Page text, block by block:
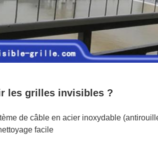
les grilles invisibles ?
de câble en acier inoxydable
facile